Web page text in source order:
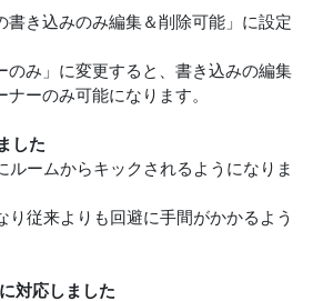
書き込みのみ編集＆削除可能」に設定
のみ」に変更すると、書き込みの編集
ーのみ可能になります。
した
ルームからキックされるようになりま
り従来よりも回避に手間がかかるよう
対応しました